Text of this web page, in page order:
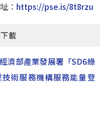
： https://pse.is/8t8rzu
載
濟部產業發展署「SD6綠
術服務機構服務能量登